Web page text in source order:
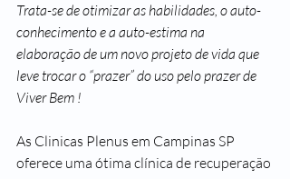
Trata-se de otimizar as habilidades, o auto-
conhecimento e a auto-estima na
elaboração de um novo projeto de vida que
leve trocar o “prazer” do uso pelo prazer de
Viver Bem !
As Clinicas Plenus em Campinas SP
oferece uma ótima clínica de recuperação